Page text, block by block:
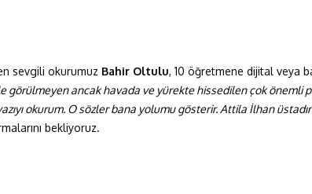
sevgili okurumuz Bahir Oltulu, 10 öğretmene dijital veya
görülmeyen ancak havada ve yürekte hissedilen çok
okurum. O sözler bana yolumu gösterir. Attila İlhan
bekliyoruz.